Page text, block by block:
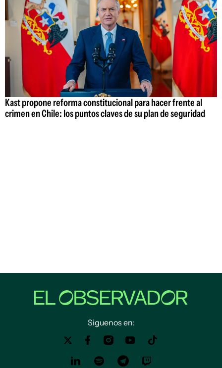
Kast propone reforma constitucional para hacer frente al
crimen en Chile: los puntos claves de su plan de seguridad
Siguenos en: